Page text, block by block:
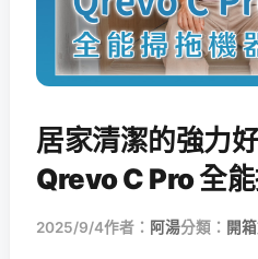
居家清潔的強力
Qrevo C Pro 全
2025/9/4作者： 阿湯分類： 開